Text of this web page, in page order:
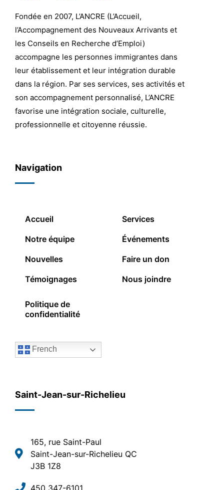
Fondée en 2007, L’ANCRE (L’Accueil,
l’Accompagnement des Nouveaux Arrivants et
les Conseils en Recherche d’Emploi)
accompagne les personnes immigrantes dans
leur établissement et leur intégration durable
dans la région. Par ses services, ses activités et
son accompagnement personnalisé, L’ANCRE
favorise une intégration sociale, culturelle,
professionnelle et citoyenne réussie.
Navigation
Accueil
Notre équipe
Nouvelles
Témoignages
Services
Événements
Faire un don
Nous joindre
Politique de
confidentialité
French
Saint-Jean-sur-Richelieu
165, rue Saint-Paul
Saint-Jean-sur-Richelieu QC
J3B 1Z8
450 347-6101